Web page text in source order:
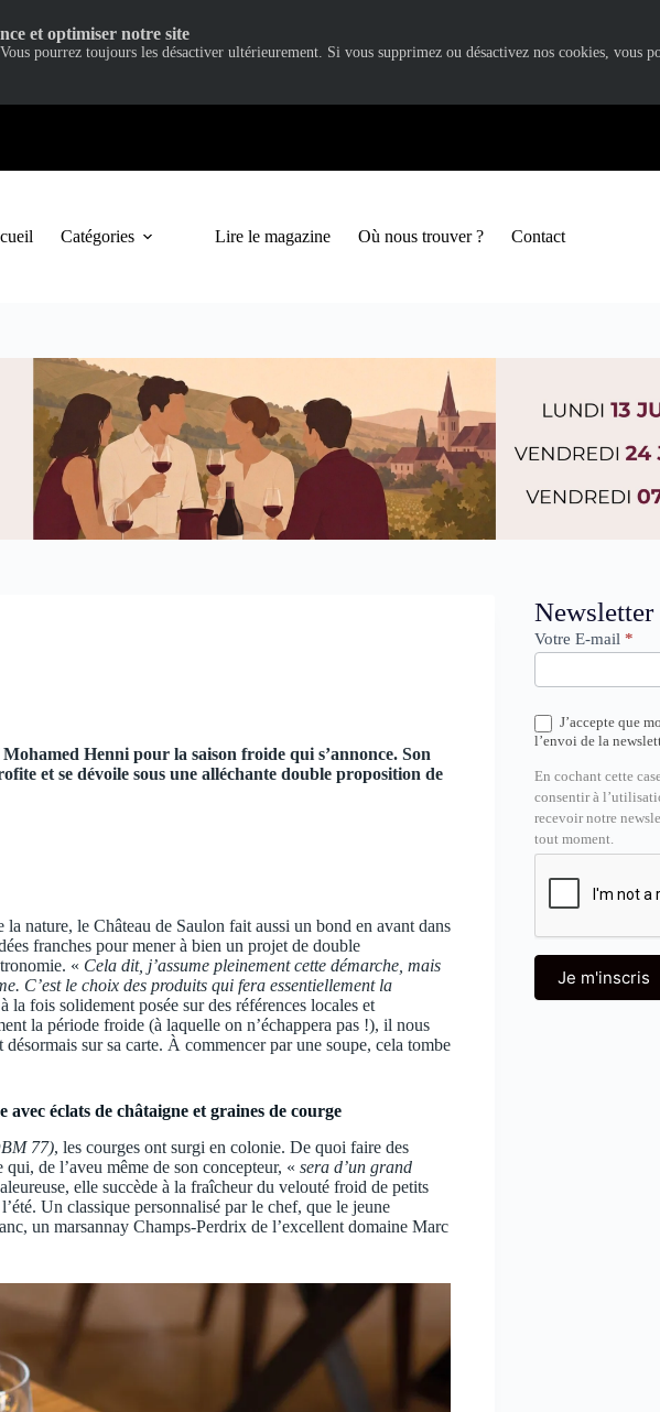
Catégories Lire le magazine Où nous trouver ? Contact
Henni pour la saison froide qui s’annonce. Son
et se dévoile sous une alléchante double proposition de
nature, le Château de Saulon fait aussi un bond en avant dans
franches pour mener à bien un projet de double
« Cela dit, j’assume pleinement cette démarche, mais
C’est le choix des produits qui fera essentiellement la
fois solidement posée sur des références locales et
la période froide (à laquelle on n’échappera pas !), il nous
sur sa carte. À commencer par une soupe, cela tombe
éclats de châtaigne et graines de courge
77), les courges ont surgi en colonie. De quoi faire des
de l’aveu même de son concepteur, « sera d’un grand
elle succède à la fraîcheur du velouté froid de petits
Un classique personnalisé par le chef, que le jeune
un marsannay Champs-Perdrix de l’excellent domaine Marc
Newsletter
Newsletter
Votre E-mail *
J’accepte que
l’envoi de la
En cochant cette
consentir à
recevoir notre
tout moment.
Je m'inscris
et optimiser notre site
pourrez toujours les désactiver ultérieurement. Si vous supprimez ou désactivez nos cookies, vous